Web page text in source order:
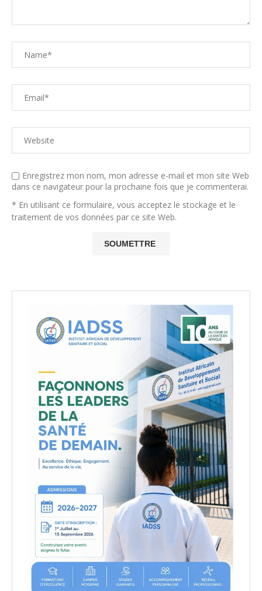
Enregistrez mon nom, mon adresse e-mail et mon site Web
dans ce navigateur pour la prochaine fois que je commenterai.
* En utilisant ce formulaire, vous acceptez le stockage et le
traitement de vos données par ce site Web.